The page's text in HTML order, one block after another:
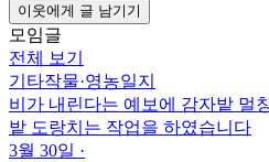
이웃에게 글 남기기
모임글
전체 보기
기타작물·영농일지
비가 내린다는 예보에 감자밭 멀
밭 도랑치는 작업을 하였습니다
3월 30일 ·